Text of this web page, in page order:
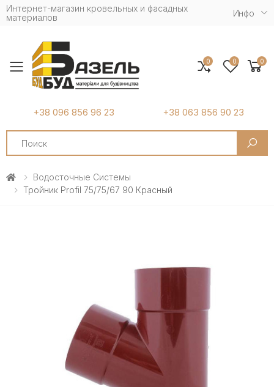
Интернет-магазин кровельных и фасадных
материалов
Инфо
Toggle mobile menu
+38 096 856 96 23 +38 063 856 90 23
Search
0 0 0
Водосточные Системы
Тройник Profil 75/75/67 90 Красный